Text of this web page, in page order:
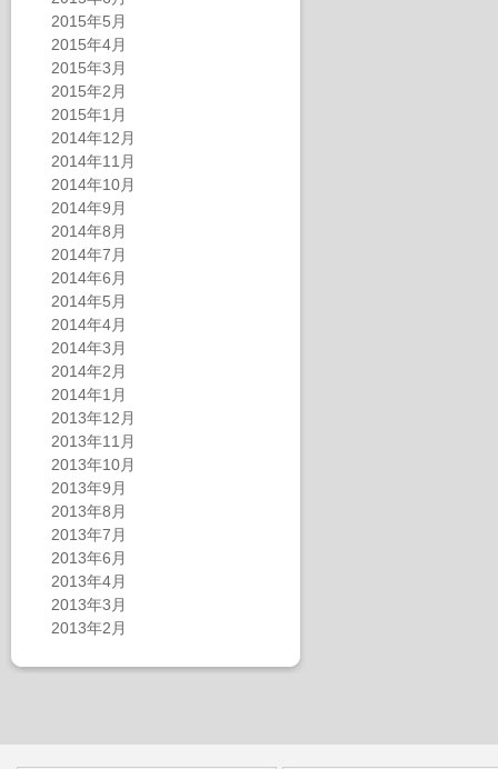
2015年5月
2015年4月
2015年3月
2015年2月
2015年1月
2014年12月
2014年11月
2014年10月
2014年9月
2014年8月
2014年7月
2014年6月
2014年5月
2014年4月
2014年3月
2014年2月
2014年1月
2013年12月
2013年11月
2013年10月
2013年9月
2013年8月
2013年7月
2013年6月
2013年4月
2013年3月
2013年2月